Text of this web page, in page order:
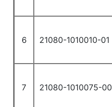
6 21080-1010010-01
7 21080-1010075-00